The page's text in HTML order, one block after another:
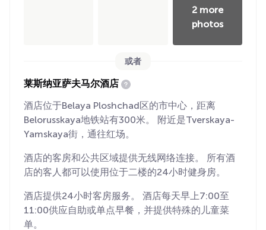
2 more
photos
或者
莱斯纳亚萨夫马尔酒店
酒店位于Belaya Ploshchad区的市中心，距离
Belorusskaya地铁站有300米。 附近是Tverskaya-
Yamskaya街，通往红场。
酒店的客房和公共区域提供无线网络连接。 所有酒
店的客人都可以使用位于二楼的24小时健身房。
酒店提供24小时客房服务。 酒店每天早上7:00至
11:00供应自助或单点早餐，并提供特殊的儿童菜
单。